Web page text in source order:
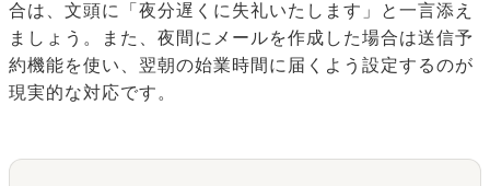
合は、文頭に「夜分遅くに失礼いたします」と一言添え
ましょう。また、夜間にメールを作成した場合は送信予
約機能を使い、翌朝の始業時間に届くよう設定するのが
現実的な対応です。